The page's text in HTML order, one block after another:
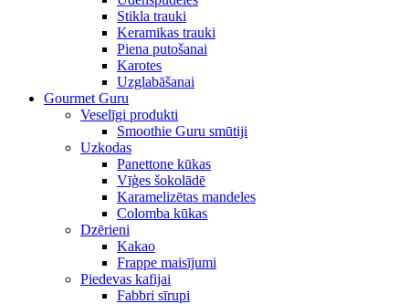
Stikla trauki
Keramikas trauki
Piena putošanai
Karotes
Uzglabāšanai
Gourmet Guru
Veselīgi produkti
Smoothie Guru smūtiji
Uzkodas
Panettone kūkas
Vīģes šokolādē
Karamelizētas mandeles
Colomba kūkas
Dzērieni
Kakao
Frappe maisījumi
Piedevas kafijai
Fabbri sīrupi